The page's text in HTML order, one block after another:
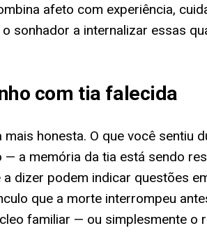
afeto com experiência,
sonhador a internalizar essas
com tia falecida
honesta. O que você
a memória da tia está sendo
dizer podem indicar questões
que a morte interrompeu
familiar — ou simplesmente